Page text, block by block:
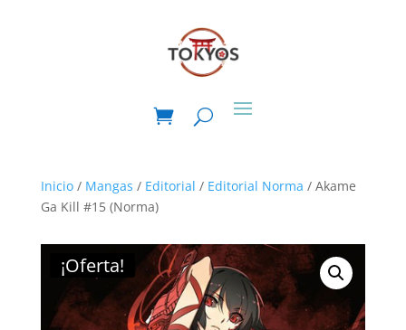
Inicio/ Mangas / Editorial / Editorial Norma / Akame
Ga Kill #15 (Norma)
¡Oferta!